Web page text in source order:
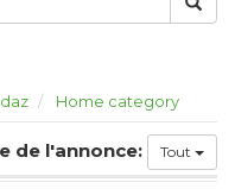
Home category
de l'annonce: Tout